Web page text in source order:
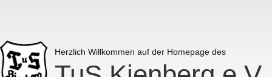
Herzlich Willkommen auf der Homepage des